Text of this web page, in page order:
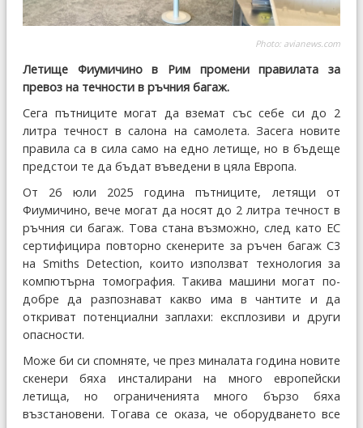
Photo: avianews.com
Летище Фиумичино в Рим промени правилата за
превоз на течности в ръчния багаж.
Сега пътниците могат да вземат със себе си до 2
литра течност в салона на самолета. Засега новите
правила са в сила само на едно летище, но в бъдеще
предстои те да бъдат въведени в цяла Европа.
От 26 юли 2025 година пътниците, летящи от
Фиумичино, вече могат да носят до 2 литра течност в
ръчния си багаж. Това стана възможно, след като ЕС
сертифицира повторно скенерите за ръчен багаж C3
на Smiths Detection, които използват технология за
компютърна томография. Такива машини могат по-
добре да разпознават какво има в чантите и да
откриват потенциални заплахи: експлозиви и други
опасности.
Може би си спомняте, че през миналата година новите
скенери бяха инсталирани на много европейски
летища, но ограниченията много бързо бяха
възстановени. Тогава се оказа, че оборудването все